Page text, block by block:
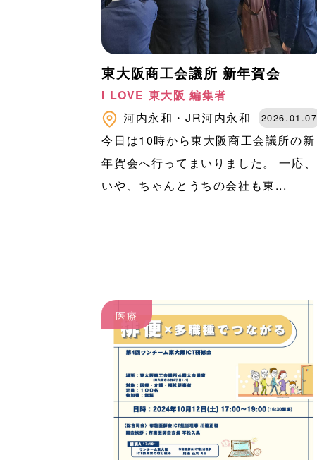
東大阪商工会議所 新年賀会
I LOVE 東大阪 編集者
河内永和・JR河内永和
2026.01.07
今日は10時から東大阪商工会議所の新
年賀会へ行ってまいりました。 一応、
いや、ちゃんとうちの会社も東...
医療